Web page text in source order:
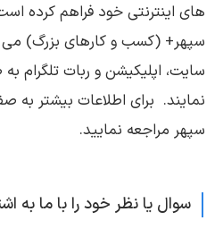
های اینترنتی خود فراهم کرده
سپهر+ (کسب و کارهای بزرگ) می
سایت، اپلیکیشن و ربات تلگرام
نمایند. برای اطلاعات بیشتر به
سپهر مراجعه نمایید.
سوال یا نظر خود را با ما به